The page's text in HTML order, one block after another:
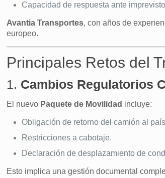
Capacidad de respuesta ante
Avantia Transportes, con años de
europeo.
Principales Retos del
1. Cambios Regulatorios
El nuevo Paquete de Movilidad incluye:
Obligación de retorno del camión al
Restricciones a cabotaje.
Declaración de desplazamiento de
Esto implica una gestión documental